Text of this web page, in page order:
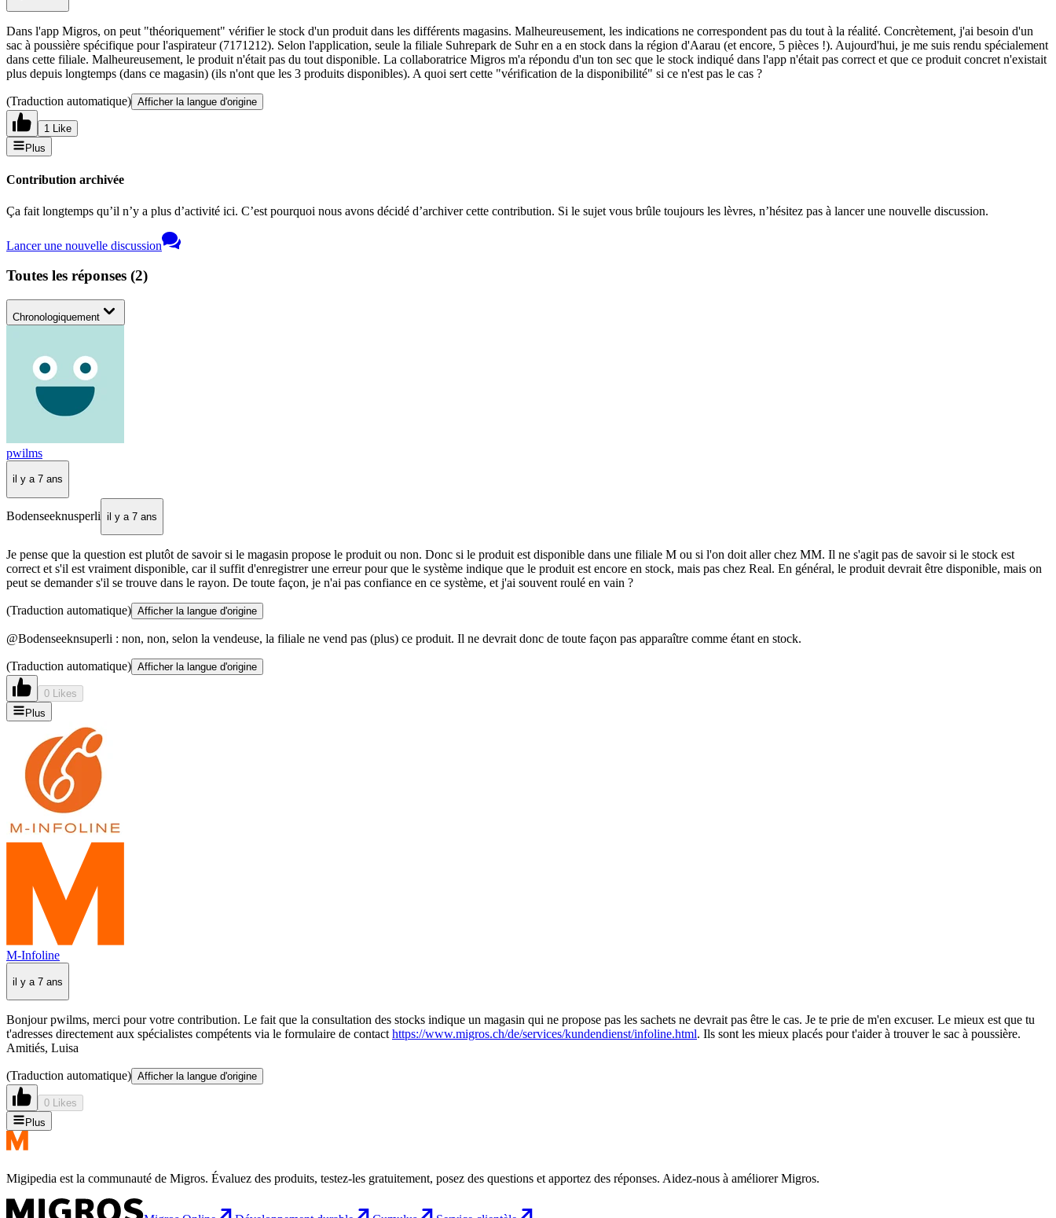
Dans l'app Migros, on peut "théoriquement" vérifier le stock d'un produit dans les différents magasins. Malheureusement, les indications ne correspondent pas du tout à la réalité. Concrètement, j'ai besoin d'un
sac à poussière spécifique pour l'aspirateur (7171212). Selon l'application, seule la filiale Suhrepark de Suhr en a en stock dans la région d'Aarau (et encore, 5 pièces !). Aujourd'hui, je me suis rendu spécialement
dans cette filiale. Malheureusement, le produit n'était pas du tout disponible. La collaboratrice Migros m'a répondu d'un ton sec que le stock indiqué dans l'app n'était pas correct et que ce produit concret n'existait
plus depuis longtemps (dans ce magasin) (ils n'ont que les 3 produits disponibles). A quoi sert cette "vérification de la disponibilité" si ce n'est pas le cas ?
(Traduction automatique) Afficher la langue d'origine
1 Like
Plus
Contribution archivée
Ça fait longtemps qu’il n’y a plus d’activité ici. C’est pourquoi nous avons décidé d’archiver cette contribution. Si le sujet vous brûle toujours les lèvres, n’hésitez pas à lancer une nouvelle discussion.
Lancer une nouvelle discussion
Toutes les réponses (2)
Chronologiquement
pwilms
il y a 7 ans
Bodenseeknusperli il y a 7 ans
Je pense que la question est plutôt de savoir si le magasin propose le produit ou non. Donc si le produit est disponible dans une filiale M ou si l'on doit aller chez MM. Il ne s'agit pas de savoir si le stock est
correct et s'il est vraiment disponible, car il suffit d'enregistrer une erreur pour que le système indique que le produit est encore en stock, mais pas chez Real. En général, le produit devrait être disponible, mais on
peut se demander s'il se trouve dans le rayon. De toute façon, je n'ai pas confiance en ce système, et j'ai souvent roulé en vain ?
(Traduction automatique) Afficher la langue d'origine
@Bodenseeknsuperli : non, non, selon la vendeuse, la filiale ne vend pas (plus) ce produit. Il ne devrait donc de toute façon pas apparaître comme étant en stock.
(Traduction automatique) Afficher la langue d'origine
0 Likes
Plus
M-Infoline
il y a 7 ans
Bonjour pwilms, merci pour votre contribution. Le fait que la consultation des stocks indique un magasin qui ne propose pas les sachets ne devrait pas être le cas. Je te prie de m'en excuser. Le mieux est que tu
t'adresses directement aux spécialistes compétents via le formulaire de contact https://www.migros.ch/de/services/kundendienst/infoline.html. Ils sont les mieux placés pour t'aider à trouver le sac à poussière.
Amitiés, Luisa
(Traduction automatique) Afficher la langue d'origine
0 Likes
Plus
Migipedia est la communauté de Migros. Évaluez des produits, testez-les gratuitement, posez des questions et apportez des réponses. Aidez-nous à améliorer Migros.